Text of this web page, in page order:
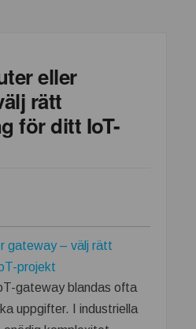
eller
rätt
för ditt IoT-
gateway blandas ofta
uppgifter. I industriella